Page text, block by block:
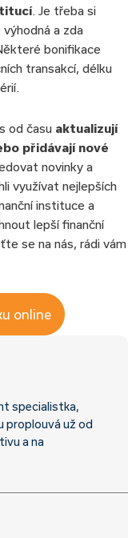
. Je třeba si
a zda
bonifikace
transakcí, délku
od času aktualizují
přidávají nové
novinky a
využívat nejlepších
instituce a
lepší finanční
se na nás, rádi vám
online
specialistka,
proplouvá už od
a na